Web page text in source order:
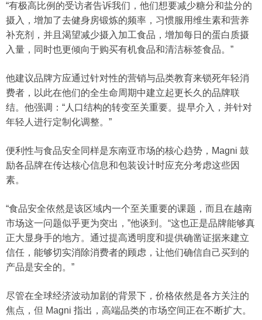
“有极高比例的受访者告诉我们，他们想要减少糖分和盐分的
摄入，增加了去健身房锻炼的频率，习惯服用维生素和营养
补充剂，并且渴望减少摄入加工食品，增加每日的蛋白质摄
入量，同时也更倾向于购买有机食品和清洁标签食品。”
他建议品牌方应通过针对性的营销与品类教育来锁死年轻消
费者，以此在他们的全生命周期中建立起更长久的品牌联
结。他强调：“人口结构的转变至关重要。提早介入，并针对
年轻人进行定制化调整。”
便利性与食品安全同样是东南亚市场的核心趋势，Magni 鼓
励各品牌在传达核心信息和包装设计时应充分考虑这些因
素。
“食品安全依然是该区域内一个至关重要的课题，而且在越南
市场这一问题似乎更为突出，”他谈到。“这也正是品牌能够真
正大显身手的地方。通过提高透明度和提供确凿证据来建立
信任，能够切实消除消费者的顾虑，让他们确信自己买到的
产品是安全的。”
尽管在全球经济波动加剧的背景下，价格依然是各方关注的
焦点，但 Magni 指出，高端品类的市场空间正在不断扩大。